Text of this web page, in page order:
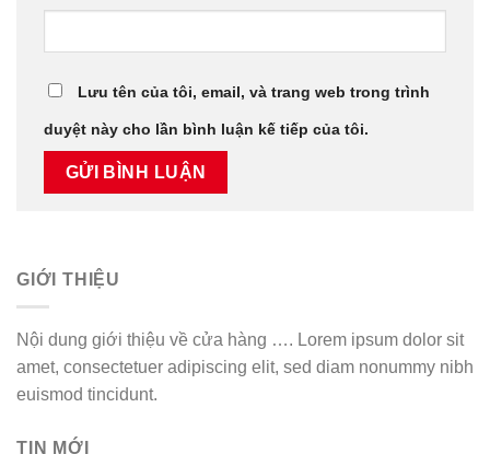
Lưu tên của tôi, email, và trang web trong trình
duyệt này cho lần bình luận kế tiếp của tôi.
GIỚI THIỆU
Nội dung giới thiệu về cửa hàng …. Lorem ipsum dolor sit
amet, consectetuer adipiscing elit, sed diam nonummy nibh
euismod tincidunt.
TIN MỚI